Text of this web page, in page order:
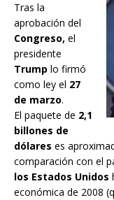
Tras la
aprobación del
Congreso, el
presidente
Trump lo firmó
como ley el 27
de marzo.
El paquete de 2,1
billones de
dólares es
comparación con el
los Estados Unidos
económica de 2008